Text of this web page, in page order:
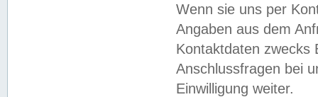
Wenn sie uns per
Angaben aus dem
Kontaktdaten zwecks
Anschlussfragen bei
Einwilligung weiter.